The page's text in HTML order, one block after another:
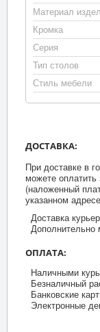
Материал
Кромка
Серия
Тип столов
Стиль мебели
ДОСТАВКА:
При доставке в
можете
(наложенный
указанном
Доставка
Дополнительно
ОПЛАТА:
Наличными
Безналичный
Банковские
Электронные